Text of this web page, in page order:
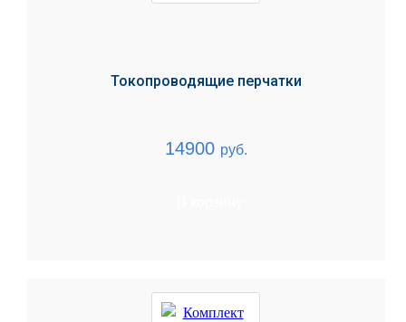
Токопроводящие перчатки
14900 руб.